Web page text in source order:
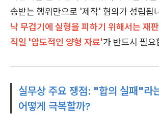
송받는 행위만으로 '제작' 혐의가 성립됩
낙 무겁기에 실형을 피하기 위해서는 재
직일 '압도적인 양형 자료'가 반드시 필요
실무상 주요 쟁점: "합의 실패"라
어떻게 극복할까?